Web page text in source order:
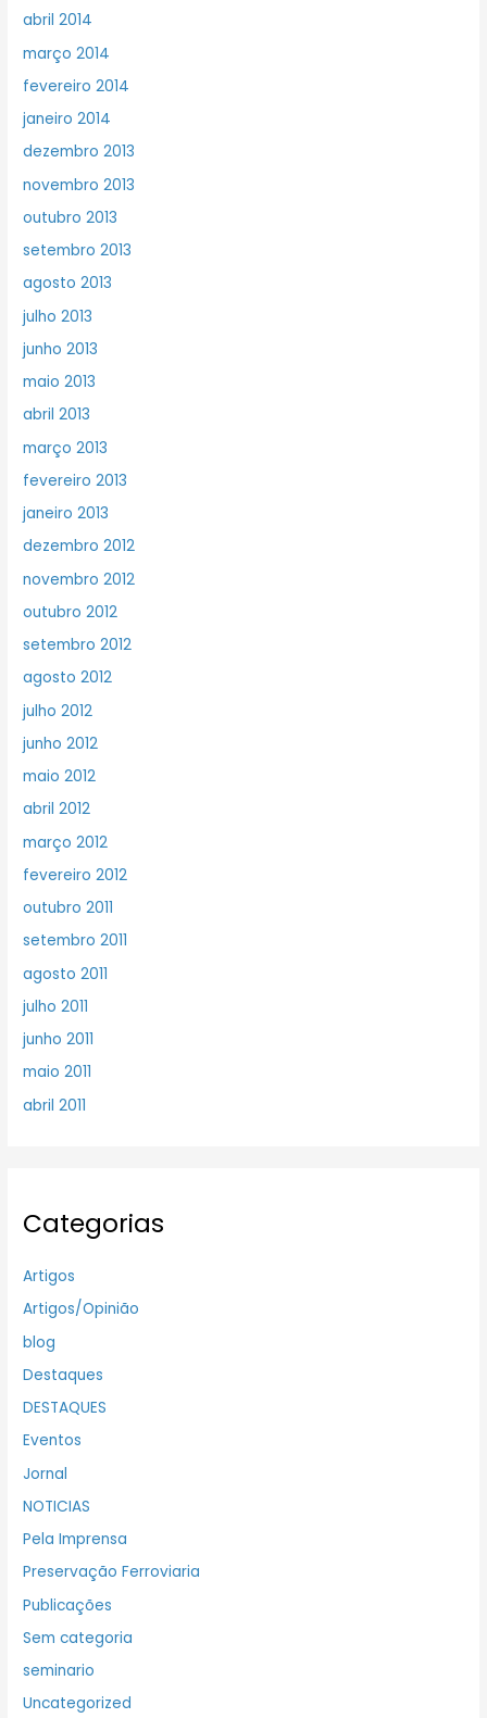
abril 2014
março 2014
fevereiro 2014
janeiro 2014
dezembro 2013
novembro 2013
outubro 2013
setembro 2013
agosto 2013
julho 2013
junho 2013
maio 2013
abril 2013
março 2013
fevereiro 2013
janeiro 2013
dezembro 2012
novembro 2012
outubro 2012
setembro 2012
agosto 2012
julho 2012
junho 2012
maio 2012
abril 2012
março 2012
fevereiro 2012
outubro 2011
setembro 2011
agosto 2011
julho 2011
junho 2011
maio 2011
abril 2011
Categorias
Artigos
Artigos/Opinião
blog
Destaques
DESTAQUES
Eventos
Jornal
NOTICIAS
Pela Imprensa
Preservação Ferroviaria
Publicações
Sem categoria
seminario
Uncategorized